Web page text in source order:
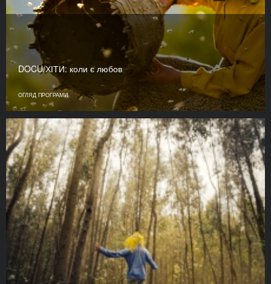
DOCU/ХІТИ: коли є любов
ОГЛЯД ПРОГРАМИ